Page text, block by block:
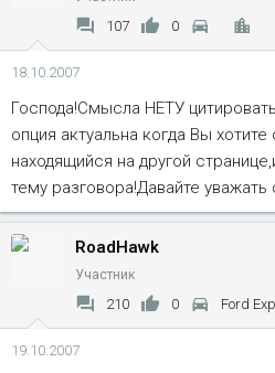
сгнили все арки. Посему не
под накладками.
Я свои поснимал и после
Герметично все равно не
и влага за полтора года
107 0
18.10.2007
Господа!Смысла НЕТУ
опция актуальна когда Вы хотите
находящийся на другой
тему разговора!Давайте
RoadHawk
Участник
210 0 Ford
19.10.2007